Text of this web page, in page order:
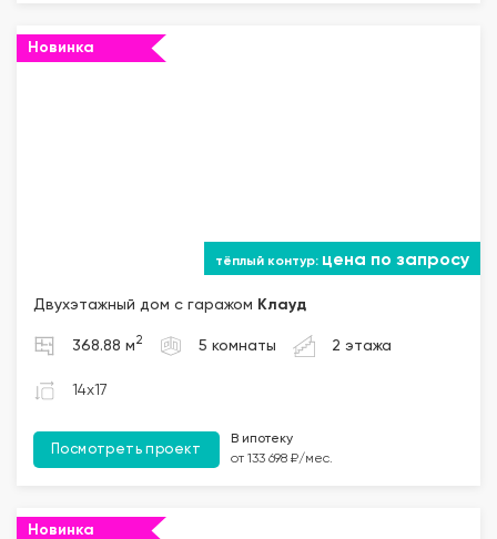
Новинка
цена по запросу
Двухэтажный дом с гаражом Клауд
368.88 м 2 5 комнаты 2 этажа
14x17
Посмотреть проект
В ипотеку
от 133 698 ₽/мес.
Новинка